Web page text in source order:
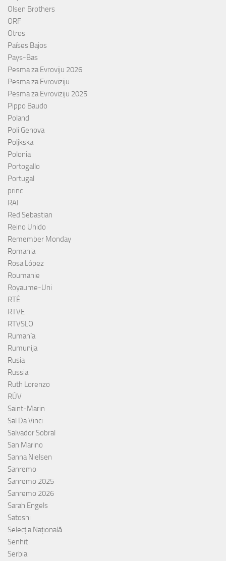
Olsen Brothers
ORF
Otros
Países Bajos
Pays-Bas
Pesma za Evroviju 2026
Pesma za Evroviziju
Pesma za Evroviziju 2025
Pippo Baudo
Poland
Poli Genova
Poljkska
Polonia
Portogallo
Portugal
princ
RAI
Red Sebastian
Reino Unido
Remember Monday
Romania
Rosa López
Roumanie
Royaume-Uni
RTÉ
RTVE
RTVSLO
Rumanía
Rumunija
Rusia
Russia
Ruth Lorenzo
RÚV
Saint-Marin
Sal Da Vinci
Salvador Sobral
San Marino
Sanna Nielsen
Sanremo
Sanremo 2025
Sanremo 2026
Sarah Engels
Satoshi
Selecția Națională
Senhit
Serbia